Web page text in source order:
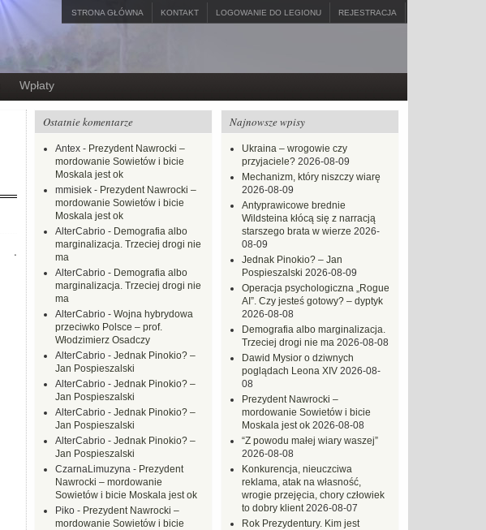
STRONA GŁÓWNA KONTAKT LOGOWANIE DO LEGIONU REJESTRACJA
Wpłaty
.
Najnowsze wpisy
Ukraina – wrogowie czy
przyjaciele? 2026-08-09
Mechanizm, który niszczy wiarę
2026-08-09
Antyprawicowe brednie
Wildsteina kłócą się z narracją
starszego brata w wierze 2026-
08-09
Jednak Pinokio? – Jan
Pospieszalski 2026-08-09
Operacja psychologiczna „Rogue
AI”. Czy jesteś gotowy? – dyptyk
2026-08-08
Demografia albo marginalizacja.
Trzeciej drogi nie ma 2026-08-08
Dawid Mysior o dziwnych
poglądach Leona XIV 2026-08-
08
Prezydent Nawrocki –
mordowanie Sowietów i bicie
Moskala jest ok 2026-08-08
“Z powodu małej wiary waszej”
2026-08-08
Konkurencja, nieuczciwa
reklama, atak na własność,
wrogie przejęcia, chory człowiek
to dobry klient 2026-08-07
Rok Prezydentury. Kim jest
Ostatnie komentarze
Antex - Prezydent Nawrocki –
mordowanie Sowietów i bicie
Moskala jest ok
mmisiek - Prezydent Nawrocki –
mordowanie Sowietów i bicie
Moskala jest ok
AlterCabrio - Demografia albo
marginalizacja. Trzeciej drogi nie
ma
AlterCabrio - Demografia albo
marginalizacja. Trzeciej drogi nie
ma
AlterCabrio - Wojna hybrydowa
przeciwko Polsce – prof.
Włodzimierz Osadczy
AlterCabrio - Jednak Pinokio? –
Jan Pospieszalski
AlterCabrio - Jednak Pinokio? –
Jan Pospieszalski
AlterCabrio - Jednak Pinokio? –
Jan Pospieszalski
AlterCabrio - Jednak Pinokio? –
Jan Pospieszalski
CzarnaLimuzyna - Prezydent
Nawrocki – mordowanie
Sowietów i bicie Moskala jest ok
Piko - Prezydent Nawrocki –
mordowanie Sowietów i bicie